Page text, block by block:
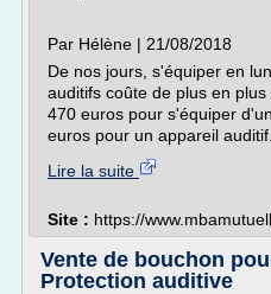
Par Hélène | 21/08/2018
De nos jours, s'équiper en
auditifs coûte de plus en
470 euros pour s'équiper
euros pour un appareil
Lire la suite
Site : https://
Vente de bouchon
Protection auditive